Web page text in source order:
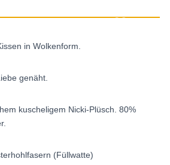
in Wolkenform.
genäht.
kuscheligem Nicki-Plüsch. 80%
(Füllwatte)